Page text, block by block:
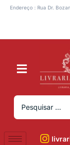
Endereço : Rua Dr.